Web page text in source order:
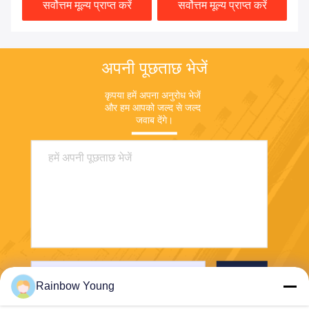
सर्वोत्तम मूल्य प्राप्त करें सर्वोत्तम मूल्य प्राप्त करें
अपनी पूछताछ भेजें
कृपया हमें अपना अनुरोध भेजें
और हम आपको जल्द से जल्द
जवाब देंगे।
Rainbow Young